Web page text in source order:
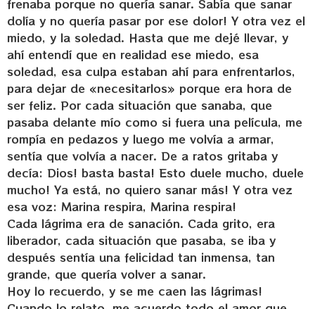
frenaba porque no quería sanar. Sabía que sanar
dolía y no quería pasar por ese dolor! Y otra vez el
miedo, y la soledad. Hasta que me dejé llevar, y
ahí entendí que en realidad ese miedo, esa
soledad, esa culpa estaban ahí para enfrentarlos,
para dejar de «necesitarlos» porque era hora de
ser feliz. Por cada situación que sanaba, que
pasaba delante mío como si fuera una película, me
rompía en pedazos y luego me volvía a armar,
sentía que volvía a nacer. De a ratos gritaba y
decía: Dios! basta basta! Esto duele mucho, duele
mucho! Ya está, no quiero sanar más! Y otra vez
esa voz: Marina respira, Marina respira!
Cada lágrima era de sanación. Cada grito, era
liberador, cada situación que pasaba, se iba y
después sentía una felicidad tan inmensa, tan
grande, que quería volver a sanar.
Hoy lo recuerdo, y se me caen las lágrimas!